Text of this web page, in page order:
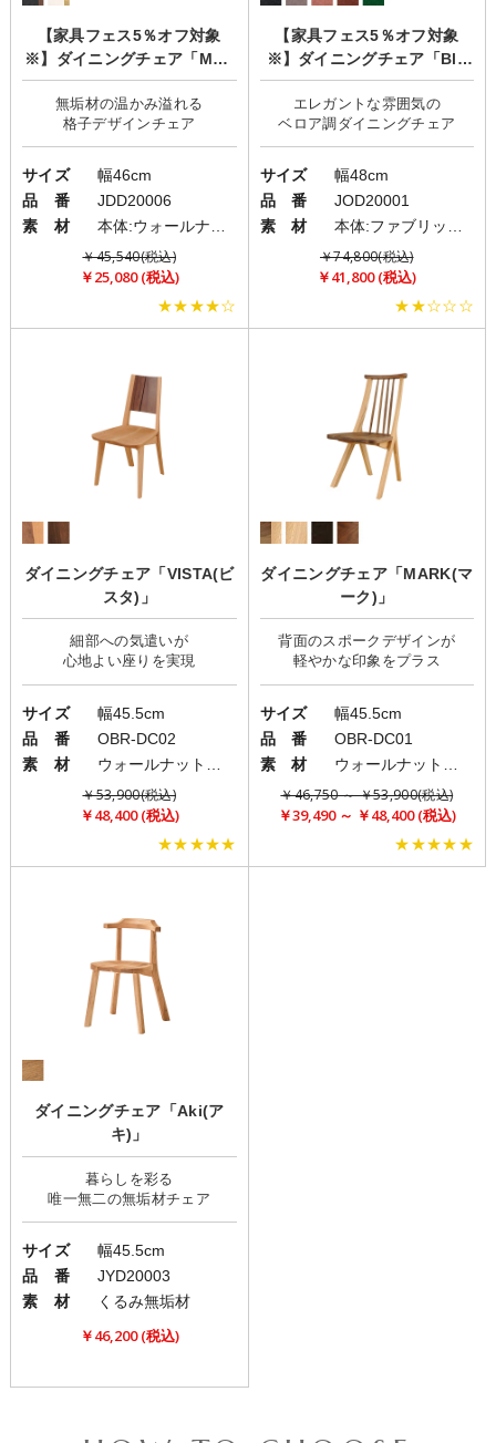
【家具フェス5％オフ対象
※】ダイニングチェア「MER
GE(マージ)」
無垢材の温かみ溢れる
サイズ
幅46cm
品 番
JDD20006
素 材
￥45,540(税込)
￥25,080 (税込)
★★★★☆
【家具フェス5％オフ対象
※】ダイニングチェア「Blu
me(ブルーメ)」2脚セット
エレガントな雰囲気の
サイズ
幅48cm
品 番
JOD20001
素 材
￥74,800(税込)
￥41,800 (税込)
★★☆☆☆
ダイニングチェア「VISTA(ビ
スタ)」
細部への気遣いが
サイズ
幅45.5cm
品 番
OBR-DC02
素 材
￥53,900(税込)
￥48,400 (税込)
★★★★★
ダイニングチェア「MARK(マ
ーク)」
背面のスポークデザインが
サイズ
幅45.5cm
品 番
OBR-DC01
素 材
￥46,750 ～ ￥53,900(税込)
￥39,490 ～ ￥48,400 (税込)
★★★★★
ダイニングチェア「Aki(ア
キ)」
暮らしを彩る
サイズ
幅45.5cm
品 番
JYD20003
素 材
くるみ無垢材
￥46,200 (税込)